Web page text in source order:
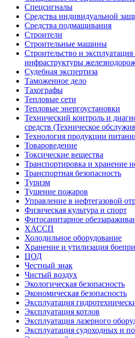
Спецсигналы
Средства индивидуальной
Средства подмащивания
Строители
Строительные машины
Строительство и эксплуатация
инфраструктуры
Судебная экспертиза
Таможенное дело
Тахографы
Тепловые сети
Тепловые энергоустановки
Технический контроль и
средств (Техническое
Технология продукции
Товароведение
Токсические вещества
Транспортировка и хранение
Транспортная безопасность
Туризм
Тушение пожаров
Управление в нефтегазовой
Физическая культура и спорт
Фитосанитарное
ХАССП
Холодильное оборудование
Хранение и утилизация
ЦОД
Честный знак
Чистый воздух
Экологическая безопасность
Экономическая безопасность
Эксплуатация
Эксплуатация котлов
Эксплуатация лазерного
Эксплуатация судоходных и